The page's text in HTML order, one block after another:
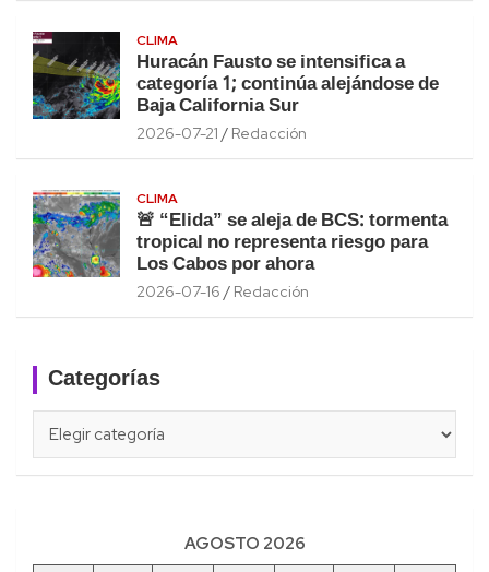
CLIMA
Huracán Fausto se intensifica a
categoría 1; continúa alejándose de
Baja California Sur
2026-07-21 Redacción
CLIMA
🚨 “Elida” se aleja de BCS: tormenta
tropical no representa riesgo para
Los Cabos por ahora
2026-07-16 Redacción
Categorías
AGOSTO 2026